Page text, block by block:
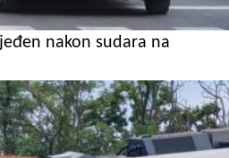
nakon sudara na